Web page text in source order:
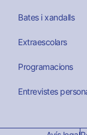
Bates i xandalls
Extraescolars
Programacions
Entrevistes